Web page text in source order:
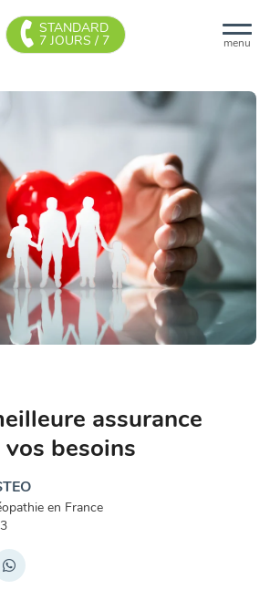
menu
STANDARD
7 JOURS / 7
assurance
besoins
en France